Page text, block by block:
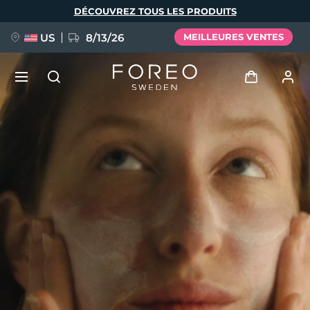
DÉCOUVREZ TOUS LES PRODUITS
US 8/13/26 MEILLEURES VENTES
Se connecter
Profil de l'utilisateur
Mes appareils
Mes commandes
Mes adresses
Mes abonnements
BREAKING NEWS
issa™ Teeth Whitening Set
Español
Français
Português
Polski
Русский
简体中文 繁體中文